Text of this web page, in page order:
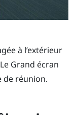
à l’extérieur
Grand écran
de réunion.